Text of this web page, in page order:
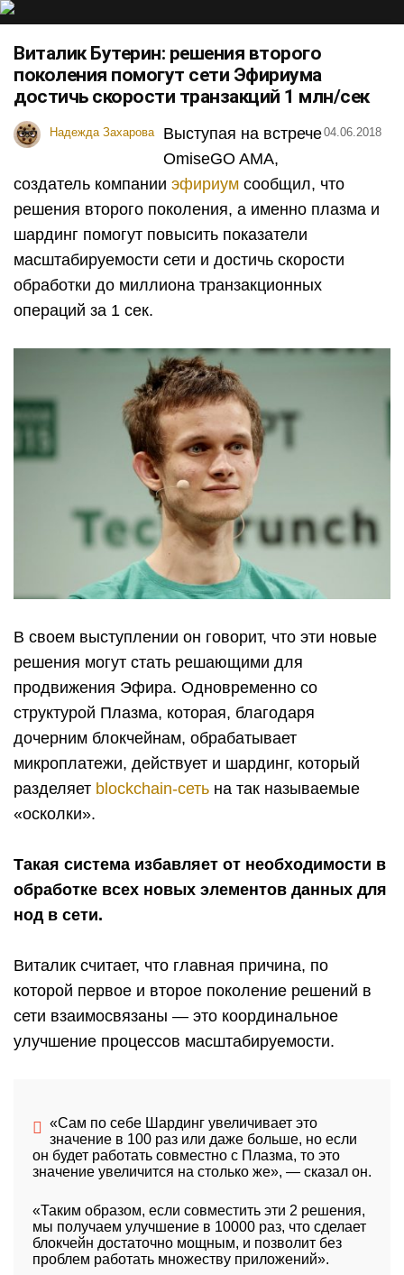
Виталик Бутерин: решения второго
поколения помогут сети Эфириума
достичь скорости транзакций 1 млн/сек
Надежда Захарова 04.06.2018
Выступая на встрече
OmiseGO AMA,
создатель компании эфириум сообщил, что
решения второго поколения, а именно плазма и
шардинг помогут повысить показатели
масштабируемости сети и достичь скорости
обработки до миллиона транзакционных
операций за 1 сек.
В своем выступлении он говорит, что эти новые
решения могут стать решающими для
продвижения Эфира. Одновременно со
структурой Плазма, которая, благодаря
дочерним блокчейнам, обрабатывает
микроплатежи, действует и шардинг, который
разделяет blockchain-сеть на так называемые
«осколки».
Такая система избавляет от необходимости в
обработке всех новых элементов данных для
нод в сети.
Виталик считает, что главная причина, по
которой первое и второе поколение решений в
сети взаимосвязаны — это координальное
улучшение процессов масштабируемости.
«Сам по себе Шардинг увеличивает это
значение в 100 раз или даже больше, но если
он будет работать совместно с Плазма, то это
значение увеличится на столько же», — сказал он.
«Таким образом, если совместить эти 2 решения,
мы получаем улучшение в 10000 раз, что сделает
блокчейн достаточно мощным, и позволит без
проблем работать множеству приложений».